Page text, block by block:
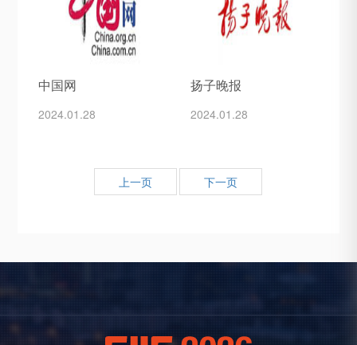
中国网
2024.01.28
扬子晚报
2024.01.28
上一页 下一页